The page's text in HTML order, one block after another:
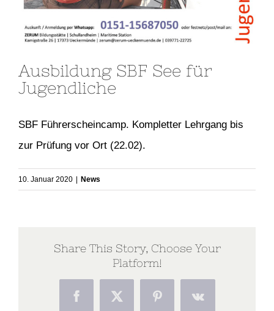
Ausbildung SBF See für
Jugendliche
SBF Führerscheincamp. Kompletter Lehrgang bis
zur Prüfung vor Ort (22.02).
10. Januar 2020 News
Share This Story, Choose Your
Platform!
FacebookX PinterestVk